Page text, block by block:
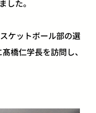
した。
ケットボール部の選
橋仁学長を訪問し、